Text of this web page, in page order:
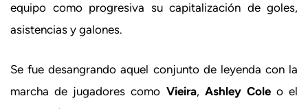
equipo como progresiva su capitalización de goles,
asistencias y galones.
Se fue desangrando aquel conjunto de leyenda con la
marcha de jugadores como Vieira, Ashley Coleo el